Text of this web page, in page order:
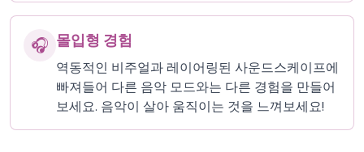
🎧 몰입형 경험
역동적인 비주얼과 레이어링된 사운드스케이프에
빠져들어 다른 음악 모드와는 다른 경험을 만들어
보세요. 음악이 살아 움직이는 것을 느껴보세요!